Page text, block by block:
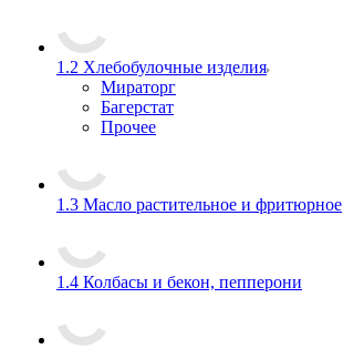
1.2 Хлебобулочные изделия
Мираторг
Багерстат
Прочее
1.3 Масло растительное и фритюрное
1.4 Колбасы и бекон, пепперони